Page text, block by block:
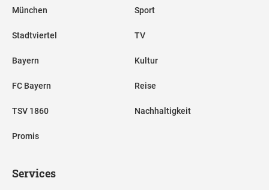
München
Stadtviertel
Bayern
FC Bayern
TSV 1860
Promis
Sport
TV
Kultur
Reise
Nachhaltigkeit
Services